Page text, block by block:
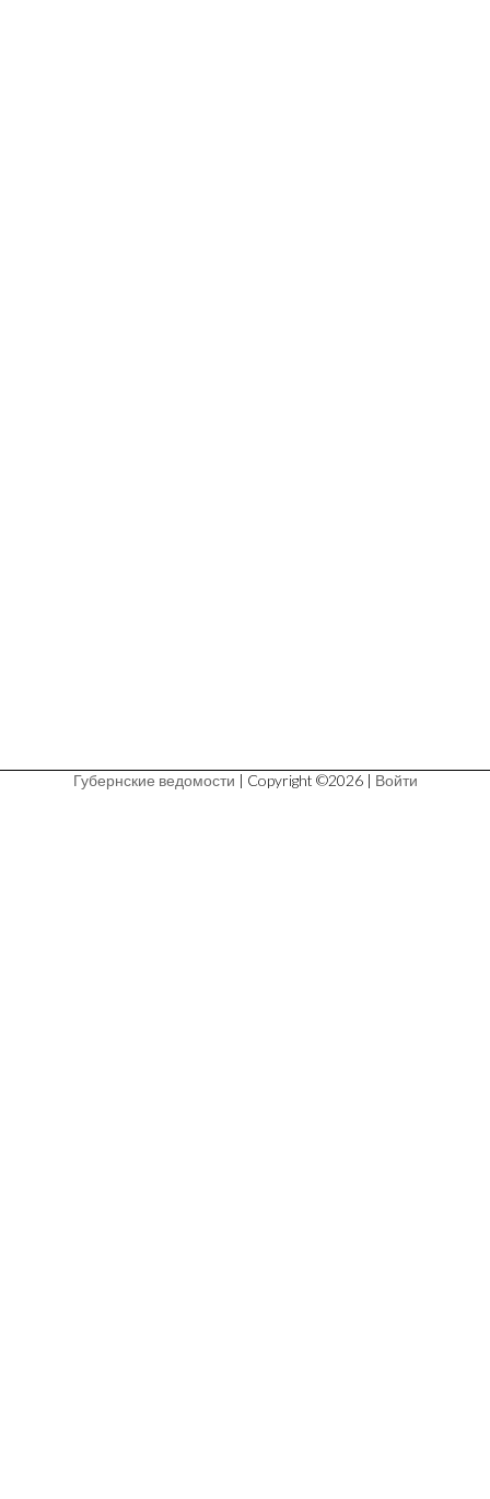
Губернские ведомости | Copyright ©2026 | Войти